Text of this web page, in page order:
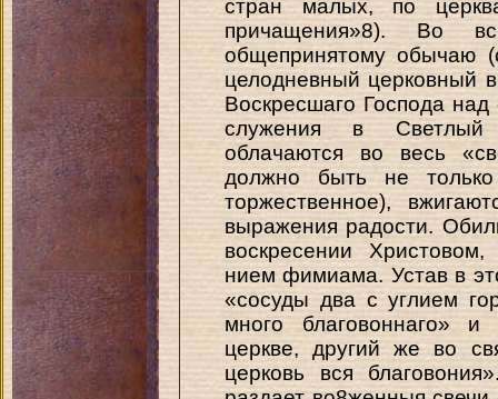
стран малых, по
причащения»8). Во
общепринятому обычаю
целодневный церковный
Воскресшаго Господа
служения в Светлый
облачаются во весь
должно быть не
торжественное),
выражения радости.
воскресении
нием фимиама. Устав в
«сосуды два с углием
много благовоннаго»
церкве, другий же во
церковь вся